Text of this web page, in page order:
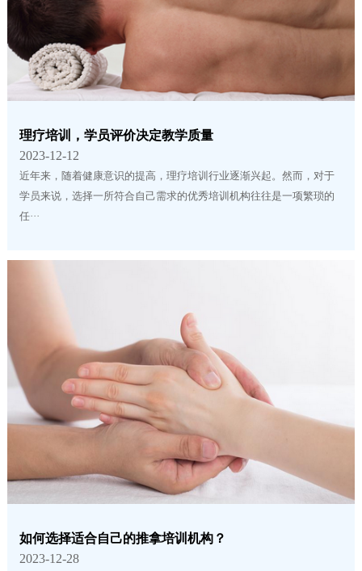
理疗培训，学员评价决定教学质量
2023-12-12
近年来，随着健康意识的提高，理疗培训行业逐渐兴起。然而，对于
学员来说，选择一所符合自己需求的优秀培训机构往往是一项繁琐的
任···
如何选择适合自己的推拿培训机构？
2023-12-28